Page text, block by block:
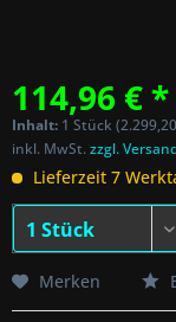
114,96 € *
Inhalt: 1 Stück
inkl. MwSt.zzgl.
Lieferzeit 7
Merken